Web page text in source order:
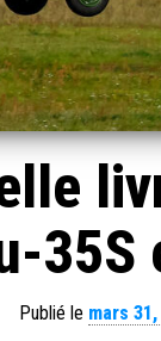
35S
Publié le mars